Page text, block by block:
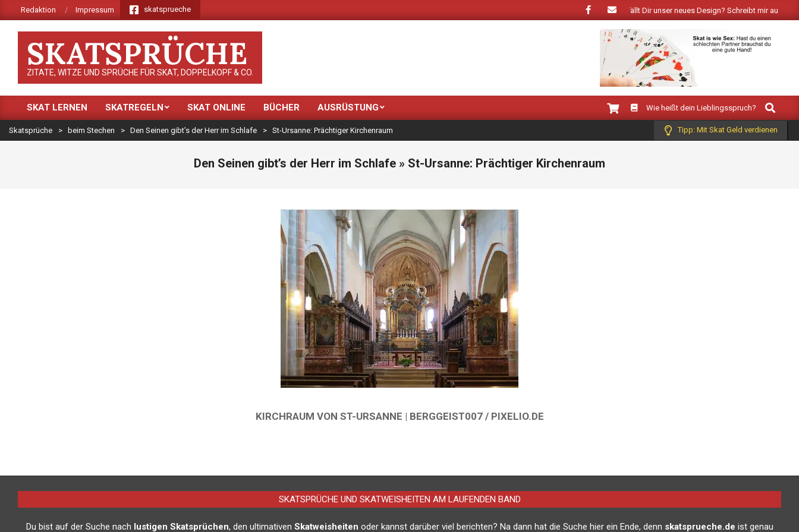
to
Redaktion Impressum skatsprueche Neue Farben bringt der Frühling: Wie gefällt Dir unser neues Design? Schreibt mir auf
SKATSPRÜCHE
ZITATE, WITZE UND SPRÜCHE FÜR SKAT, DOPPELKOPF & CO.
Primary
Navigation
Menu
SKAT LERNEN SKATREGELN SKAT ONLINE BÜCHER AUSRÜSTUNG Wie heißt dein Lieblingsspruch?
Search
Skatsprüche > beim Stechen > Den Seinen gibt’s der Herr im Schlafe > St-Ursanne: Prächtiger Kirchenraum Tipp: Mit Skat Geld verdienen
Den Seinen gibt’s der Herr im Schlafe » St-Ursanne: Prächtiger Kirchenraum
KIRCHRAUM VON ST-URSANNE | BERGGEIST007 / PIXELIO.DE
07-
SKATSPRÜCHE UND SKATWEISHEITEN AM LAUFENDEN BAND
Du bist auf der Suche nach lustigen Skatsprüchen, den ultimativen Skatweisheiten oder kannst darüber viel berichten? Na dann hat die Suche hier ein Ende, denn skatsprueche.de ist genau